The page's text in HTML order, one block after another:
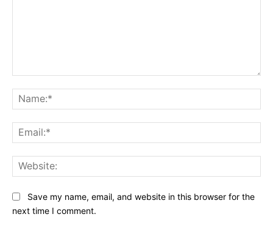
Save my name, email, and website in this browser for the
next time I comment.